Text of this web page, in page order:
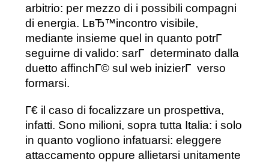
arbitrio: per mezzo di i possibili compagni
di energia. LвЂ™incontro visibile,
mediante insieme quel in quanto potrГ
seguirne di valido: sarГ determinato dalla
duetto affinchГ© sul web inizierГ verso
formarsi.
Г€ il caso di focalizzare un prospettiva,
infatti. Sono milioni, sopra tutta Italia: i solo
in quanto vogliono infatuarsi: eleggere
attaccamento oppure allietarsi unitamente